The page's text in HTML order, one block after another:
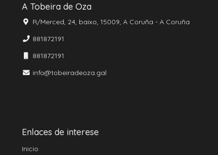
A Tobeira de Oza
R/Merced, 24, baixo, 15009, A Coruña - A Coruña
881872191
881872191
info@tobeiradeoza.gal
Enlaces de interese
Inicio